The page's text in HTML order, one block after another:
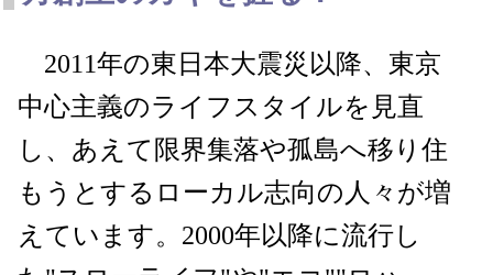
2011年の東日本大震災以降、東京
中心主義のライフスタイルを見直
し、あえて限界集落や孤島へ移り住
もうとするローカル志向の人々が増
えています。2000年以降に流行し